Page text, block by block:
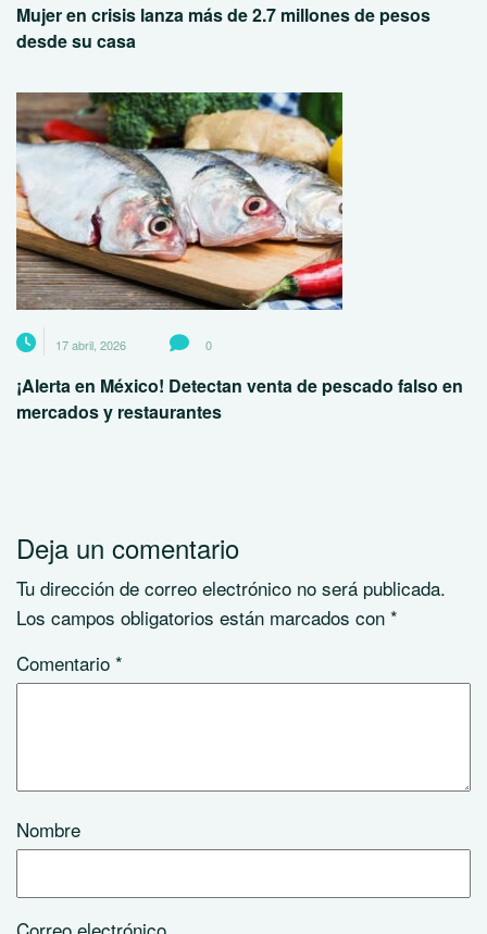
Mujer en crisis lanza más de 2.7 millones de pesos
desde su casa
17 abril, 2026 0
¡Alerta en México! Detectan venta de pescado falso en
mercados y restaurantes
Deja un comentario
Tu dirección de correo electrónico no será publicada.
Los campos obligatorios están marcados con *
Comentario *
Nombre